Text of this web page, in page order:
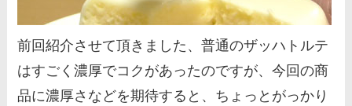
前回紹介させて頂きました、普通のザッハトルテ
はすごく濃厚でコクがあったのですが、今回の商
品に濃厚さなどを期待すると、ちょっとがっかり